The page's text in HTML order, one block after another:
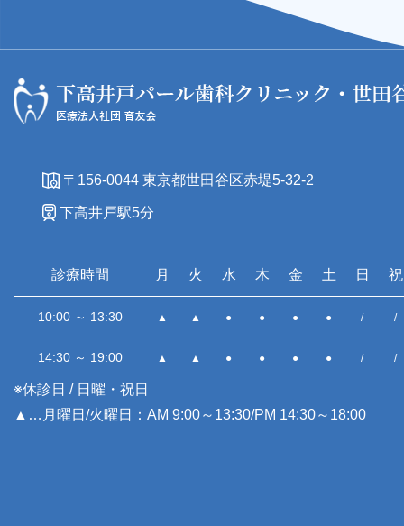
〒156-0044 東京都世田谷区赤堤5-32-2
下高井戸駅5分
診療時間 月 火 水 木 金 土 日 祝
10:00 ～ 13:30 ▲ ▲ ● ● ● ● / /
14:30 ～ 19:00 ▲ ▲ ● ● ● ● / /
※休診日 / 日曜・祝日
▲…月曜日/火曜日：AM 9:00～13:30/PM 14:30～18:00